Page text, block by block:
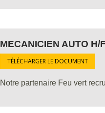
MECANICIEN AUTO H/F
TÉLÉCHARGER LE DOCUMENT
Notre partenaire Feu vert